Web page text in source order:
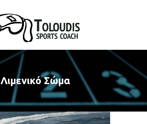
Λιμενικό Σώμα